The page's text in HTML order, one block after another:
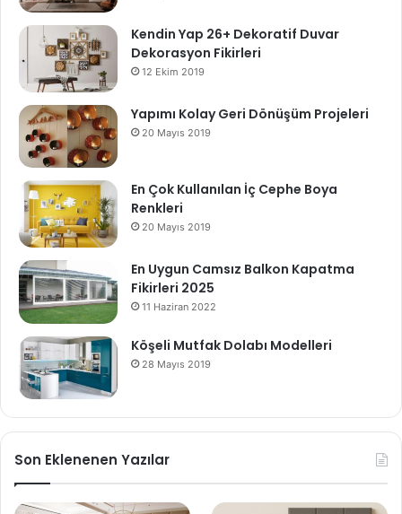
Kendin Yap 26+ Dekoratif Duvar
Dekorasyon Fikirleri
12 Ekim 2019
Yapımı Kolay Geri Dönüşüm Projeleri
20 Mayıs 2019
En Çok Kullanılan İç Cephe Boya
Renkleri
20 Mayıs 2019
En Uygun Camsız Balkon Kapatma
Fikirleri 2025
11 Haziran 2022
Köşeli Mutfak Dolabı Modelleri
28 Mayıs 2019
Son Eklenenen Yazılar